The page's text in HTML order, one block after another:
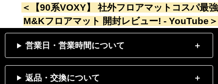
＜
【90系VOXY】 社外フロアマットコスパ最強
M&Kフロアマット 開封レビュー! - YouTube ＞
営業日・営業時間について
返品・交換について